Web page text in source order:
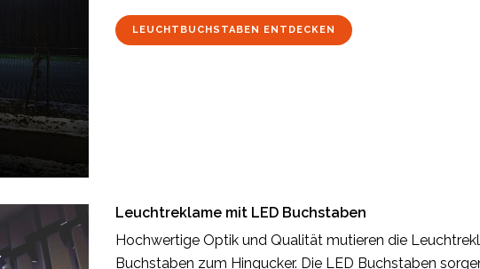
LEUCHTBUCHSTABEN ENTDECKEN
Leuchtreklame mit LED Buchstaben
Hochwertige Optik und Qualität mutieren die
Buchstaben zum Hingucker. Die LED Buchstaben